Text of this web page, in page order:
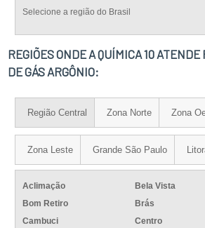
Selecione a região do Brasil
REGIÕES ONDE A QUÍMICA 10
DE GÁS ARGÔNIO:
Região Central Zona Norte Zona
Zona Leste Grande São Paulo
Aclimação
Bela Vista
Bom Retiro
Brás
Cambuci
Centro